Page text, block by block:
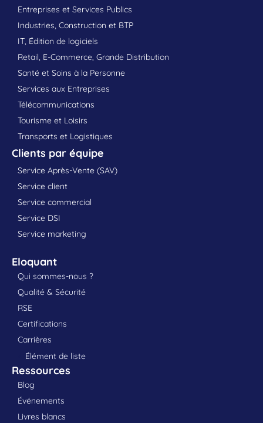
Entreprises et Services Publics
Industries, Construction et BTP
IT, Édition de logiciels
Retail, E-Commerce, Grande Distribution
Santé et Soins à la Personne
Services aux Entreprises
Télécommunications
Tourisme et Loisirs
Transports et Logistiques
Clients par équipe
Service Après-Vente (SAV)
Service client
Service commercial
Service DSI
Service marketing
Eloquant
Qui sommes-nous ?
Qualité & Sécurité
RSE
Certifications
Carrières
Élément de liste
Ressources
Blog
Événements
Livres blancs